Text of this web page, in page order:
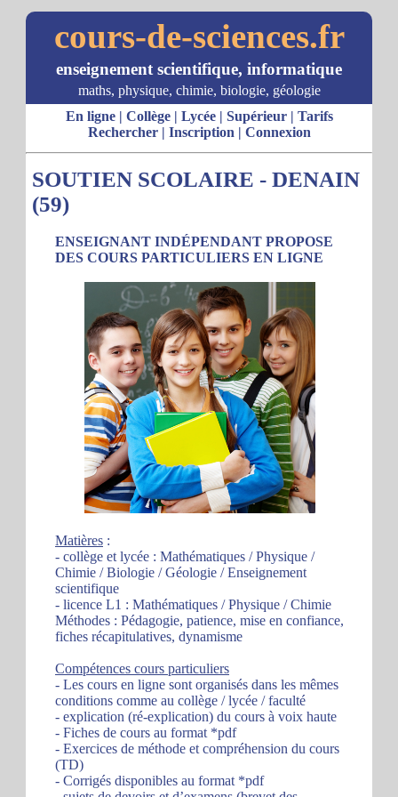
cours-de-sciences.fr
enseignement scientifique, informatique
maths, physique, chimie, biologie, géologie
En ligne| Collège| Lycée| Supérieur| Tarifs
Rechercher| Inscription | Connexion
SOUTIEN SCOLAIRE - DENAIN
(59)
ENSEIGNANT INDÉPENDANT PROPOSE
DES COURS PARTICULIERS EN LIGNE
Matières :
- collège et lycée : Mathématiques / Physique /
Chimie / Biologie / Géologie / Enseignement
scientifique
- licence L1 : Mathématiques / Physique / Chimie
Méthodes : Pédagogie, patience, mise en confiance,
fiches récapitulatives, dynamisme
Compétences cours particuliers
- Les cours en ligne sont organisés dans les mêmes
conditions comme au collège / lycée / faculté
- explication (ré-explication) du cours à voix haute
- Fiches de cours au format *pdf
- Exercices de méthode et compréhension du cours
(TD)
- Corrigés disponibles au format *pdf